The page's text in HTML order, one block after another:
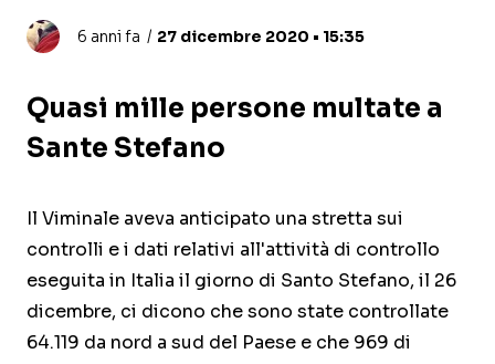
6 anni fa 27 dicembre 2020 • 15:35
Quasi mille persone multate a
Sante Stefano
Il Viminale aveva anticipato una stretta sui
controlli e i dati relativi all'attività di controllo
eseguita in Italia il giorno di Santo Stefano, il 26
dicembre, ci dicono che sono state controllate
64.119 da nord a sud del Paese e che 969 di